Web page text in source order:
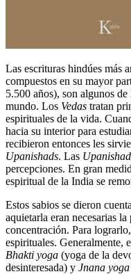
Las escrituras hindúes más
compuestos en su mayor
5.500 años), son algunos
mundo. Los Vedas tratan
espirituales de la vida.
hacia su interior para
recibieron entonces les
Upanishads. Las
percepciones. En gran
espiritual de la India se
Estos sabios se dieron
aquietarla eran necesarias
concentración. Para
espirituales. Generalmente,
Bhakti yoga (yoga de la
desinteresada) y Jnana yoga